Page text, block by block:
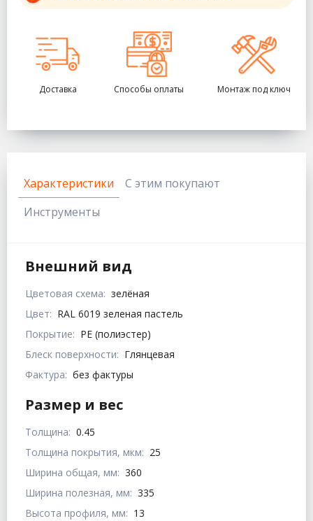
Доставка Способы оплаты Монтаж под ключ
Характеристики
С этим покупают
Инструменты
Внешний вид
Цветовая схема: зелёная
Цвет: RAL 6019 зеленая пастель
Покрытие: PE (полиэстер)
Блеск поверхности: Глянцевая
Фактура: без фактуры
Размер и вес
Толщина: 0.45
Толщина покрытия, мкм: 25
Ширина общая, мм: 360
Ширина полезная, мм: 335
Высота профиля, мм: 13